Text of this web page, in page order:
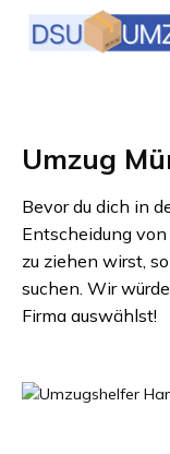
Umzug
Bevor du dich in
Entscheidung von
zu ziehen wirst,
suchen. Wir
Firma auswählst!